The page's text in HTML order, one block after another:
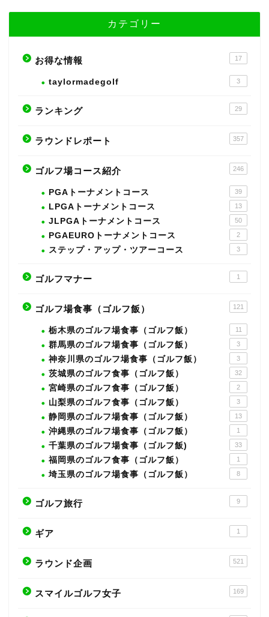
カテゴリー
お得な情報 17
taylormadegolf 3
ランキング 29
ラウンドレポート 357
ゴルフ場コース紹介 246
PGAトーナメントコース 39
LPGAトーナメントコース 13
JLPGAトーナメントコース 50
PGAEUROトーナメントコース 2
ステップ・アップ・ツアーコース 3
ゴルフマナー 1
ゴルフ場食事（ゴルフ飯） 121
栃木県のゴルフ場食事（ゴルフ飯） 11
群馬県のゴルフ場食事（ゴルフ飯） 3
神奈川県のゴルフ場食事（ゴルフ飯） 3
茨城県のゴルフ食事（ゴルフ飯） 32
宮崎県のゴルフ食事（ゴルフ飯） 2
山梨県のゴルフ食事（ゴルフ飯） 3
静岡県のゴルフ場食事（ゴルフ飯） 13
沖縄県のゴルフ場食事（ゴルフ飯） 1
千葉県のゴルフ場食事（ゴルフ飯) 33
福岡県のゴルフ食事（ゴルフ飯） 1
埼玉県のゴルフ場食事（ゴルフ飯） 8
ゴルフ旅行 9
ギア 1
ラウンド企画 521
スマイルゴルフ女子 169